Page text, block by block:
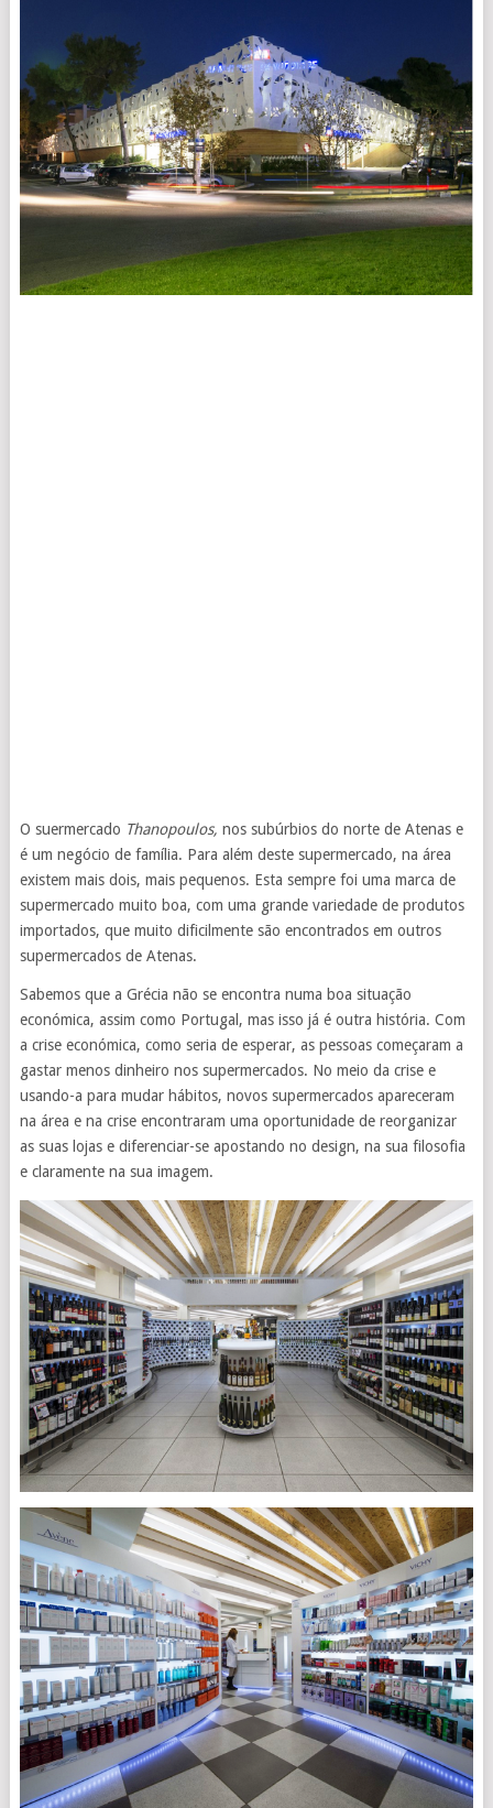
O suermercado Thanopoulos, nos subúrbios do norte de Atenas e
é um negócio de família. Para além deste supermercado, na área
existem mais dois, mais pequenos. Esta sempre foi uma marca de
supermercado muito boa, com uma grande variedade de produtos
importados, que muito dificilmente são encontrados em outros
supermercados de Atenas.
Sabemos que a Grécia não se encontra numa boa situação
económica, assim como Portugal, mas isso já é outra história. Com
a crise económica, como seria de esperar, as pessoas começaram a
gastar menos dinheiro nos supermercados. No meio da crise e
usando-a para mudar hábitos, novos supermercados apareceram
na área e na crise encontraram uma oportunidade de reorganizar
as suas lojas e diferenciar-se apostando no design, na sua filosofia
e claramente na sua imagem.